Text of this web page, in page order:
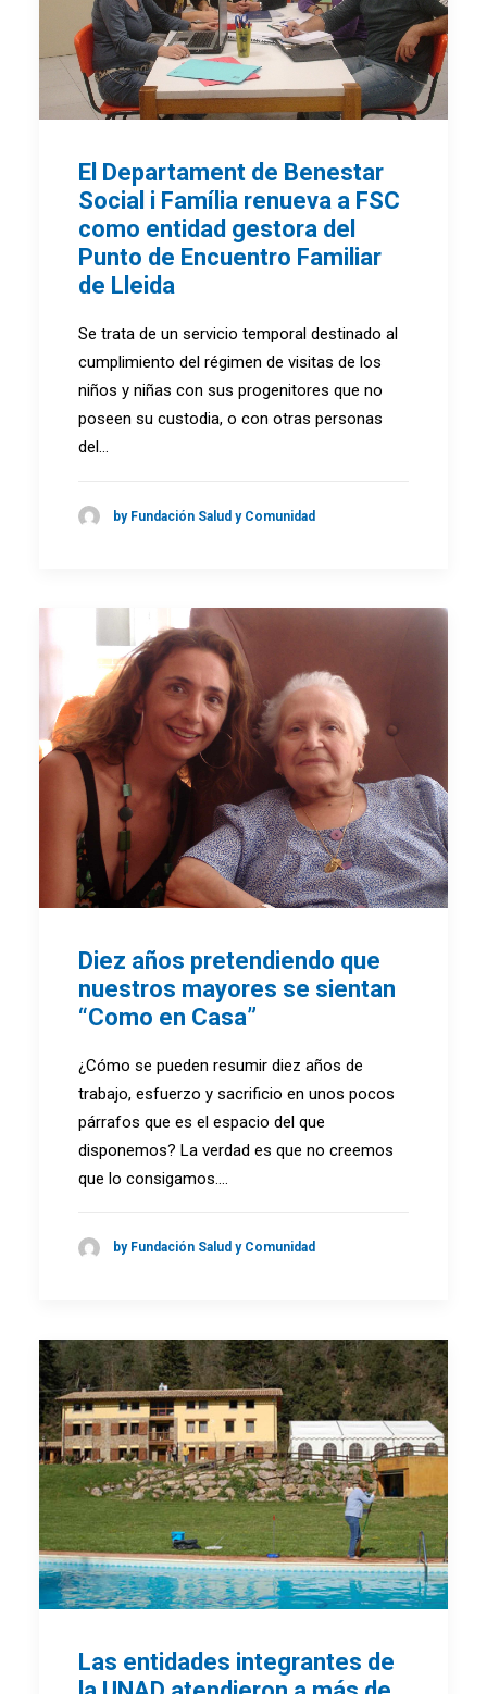
El Departament de Benestar
Social i Família renueva a FSC
como entidad gestora del
Punto de Encuentro Familiar
de Lleida
Se trata de un servicio temporal destinado al
cumplimiento del régimen de visitas de los
niños y niñas con sus progenitores que no
poseen su custodia, o con otras personas
del…
by Fundación Salud y Comunidad
Diez años pretendiendo que
nuestros mayores se sientan
“Como en Casa”
¿Cómo se pueden resumir diez años de
trabajo, esfuerzo y sacrificio en unos pocos
párrafos que es el espacio del que
disponemos? La verdad es que no creemos
que lo consigamos.…
by Fundación Salud y Comunidad
Las entidades integrantes de